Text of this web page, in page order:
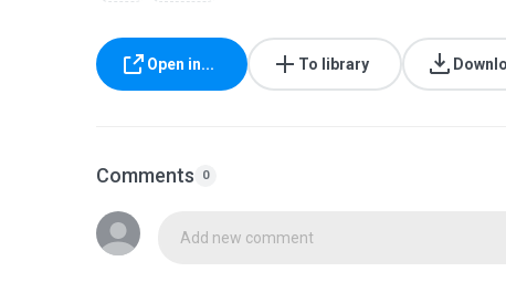
Open in... To library
Comments 0
Add new comment